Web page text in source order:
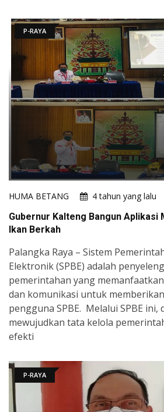
P-RAYA
HUMA BETANG
4 tahun yang lalu
Gubernur Kalteng Bangun Aplikasi
Ikan Berkah
Palangka Raya – Sistem
Elektronik (SPBE) adalah
pemerintahan yang
dan komunikasi untuk
pengguna SPBE. Melalui SPBE
mewujudkan tata kelola
efekti
P-RAYA